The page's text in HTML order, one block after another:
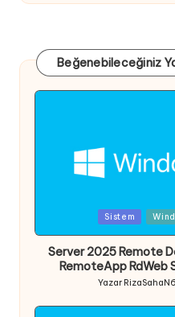
Beğenebileceğiniz
in
Sistem
Server 2025 Remote
RemoteApp RdWeb
Posted
by
Yazar